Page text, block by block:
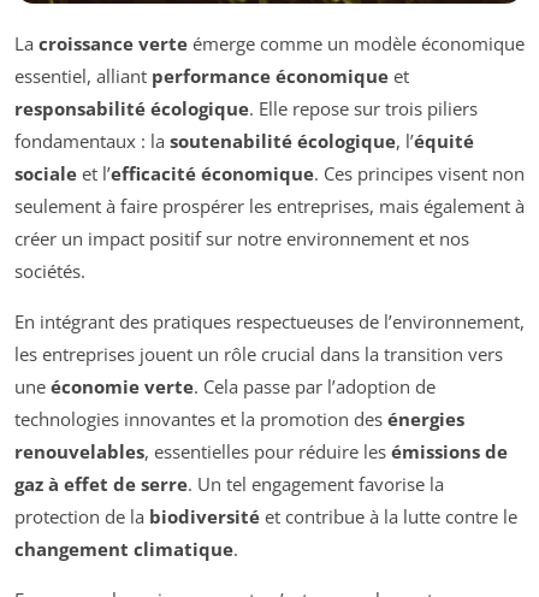
La croissance verte émerge comme un modèle économique
essentiel, alliant performance économique et
responsabilité écologique. Elle repose sur trois piliers
fondamentaux : la soutenabilité écologique, l’équité
sociale et l’efficacité économique. Ces principes visent non
seulement à faire prospérer les entreprises, mais également à
créer un impact positif sur notre environnement et nos
sociétés.
En intégrant des pratiques respectueuses de l’environnement,
les entreprises jouent un rôle crucial dans la transition vers
une économie verte. Cela passe par l’adoption de
technologies innovantes et la promotion des énergies
renouvelables, essentielles pour réduire les émissions de
gaz à effet de serre. Un tel engagement favorise la
protection de la biodiversité et contribue à la lutte contre le
changement climatique.